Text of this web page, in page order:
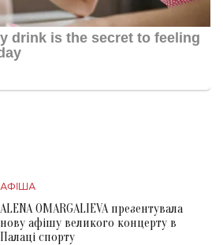
АФІША
ALENA OMARGALIEVA презентувала
нову афішу великого концерту в
Палаці спорту